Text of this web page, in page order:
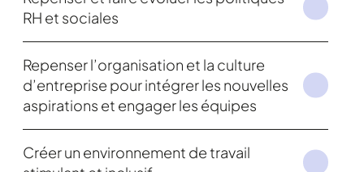
RH et sociales
Repenser l’organisation et la culture
d’entreprise pour intégrer les nouvelles
aspirations et engager les équipes
Créer un environnement de travail